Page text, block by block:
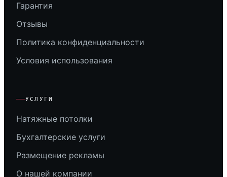
Гарантия
Отзывы
Политика конфиденциальности
Условия использования
УСЛУГИ
Натяжные потолки
Бухгалтерские услуги
Размещение рекламы
О нашей компании